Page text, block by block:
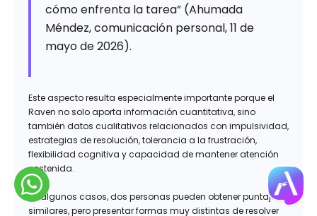
cómo enfrenta la tarea” (Ahumada
Méndez, comunicación personal, 11 de
mayo de 2026).
Este aspecto resulta especialmente importante porque el
Raven no solo aporta información cuantitativa, sino
también datos cualitativos relacionados con impulsividad,
estrategias de resolución, tolerancia a la frustración,
flexibilidad cognitiva y capacidad de mantener atención
sostenida.
En algunos casos, dos personas pueden obtener puntajes
similares, pero presentar formas muy distintas de resolver